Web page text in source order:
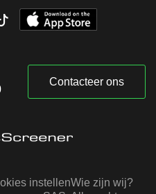
Contacteer ons
instellenWie zijn wij?